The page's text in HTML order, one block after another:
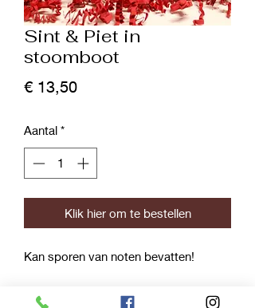
Sint & Piet in
stoomboot
€ 13,50Prijs
Aantal *
Klik hier om te bestellen
Kan sporen van noten bevatten!